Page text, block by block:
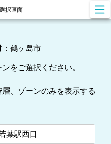
択画面
：鶴ヶ島市
をご選択ください。
、ゾーンのみを表示する
葉駅西口